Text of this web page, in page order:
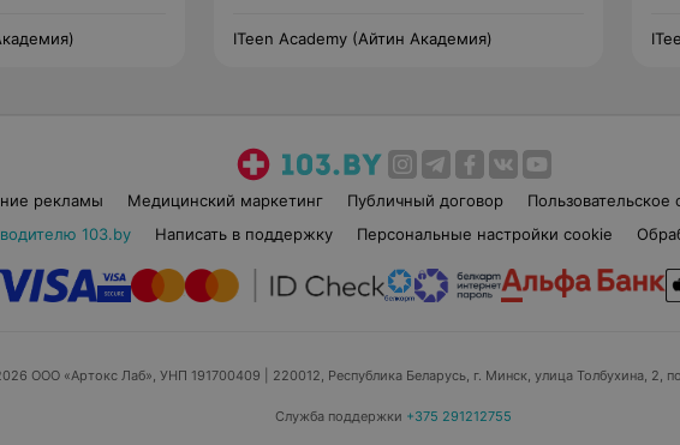
ITeen Academy (Айтин Академия)
рекламы Медицинский маркетинг Публичный договор Пользовательское
103.by
Написать в поддержку Персональные настройки cookie
ООО «Артокс Лаб», УНП 191700409 | 220012, Республика Беларусь, г. Минск, улица Толбухина, 2,
Служба поддержки +375 291212755